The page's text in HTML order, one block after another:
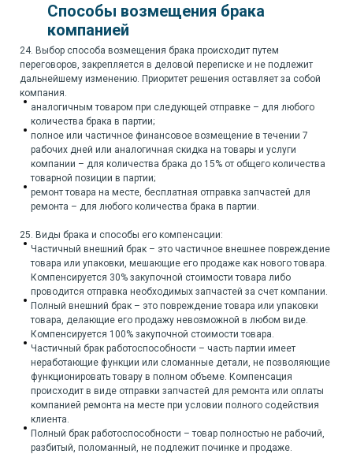
Способы возмещения брака
компанией
24. Выбор способа возмещения брака происходит путем
переговоров, закрепляется в деловой переписке и не подлежит
дальнейшему изменению. Приоритет решения оставляет за собой
компания.
аналогичным товаром при следующей отправке – для любого
количества брака в партии;
полное или частичное финансовое возмещение в течении 7
рабочих дней или аналогичная скидка на товары и услуги
компании – для количества брака до 15% от общего количества
товарной позиции в партии;
ремонт товара на месте, бесплатная отправка запчастей для
ремонта – для любого количества брака в партии.
25. Виды брака и способы его компенсации:
Частичный внешний брак – это частичное внешнее повреждение
товара или упаковки, мешающие его продаже как нового товара.
Компенсируется 30% закупочной стоимости товара либо
проводится отправка необходимых запчастей за счет компании.
Полный внешний брак – это повреждение товара или упаковки
товара, делающие его продажу невозможной в любом виде.
Компенсируется 100% закупочной стоимости товара.
Частичный брак работоспособности – часть партии имеет
неработающие функции или сломанные детали, не позволяющие
функционировать товару в полном объеме. Компенсация
происходит в виде отправки запчастей для ремонта или оплаты
компанией ремонта на месте при условии полного содействия
клиента.
Полный брак работоспособности – товар полностью не рабочий,
разбитый, поломанный, не подлежит починке и продаже.